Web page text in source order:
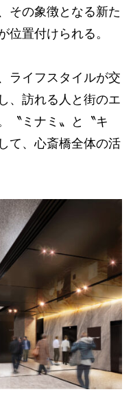
その象徴となる新た
位置付けられる。
ライフスタイルが交
、訪れる人と街のエ
〝ミナミ〟と〝キ
て、心斎橋全体の活